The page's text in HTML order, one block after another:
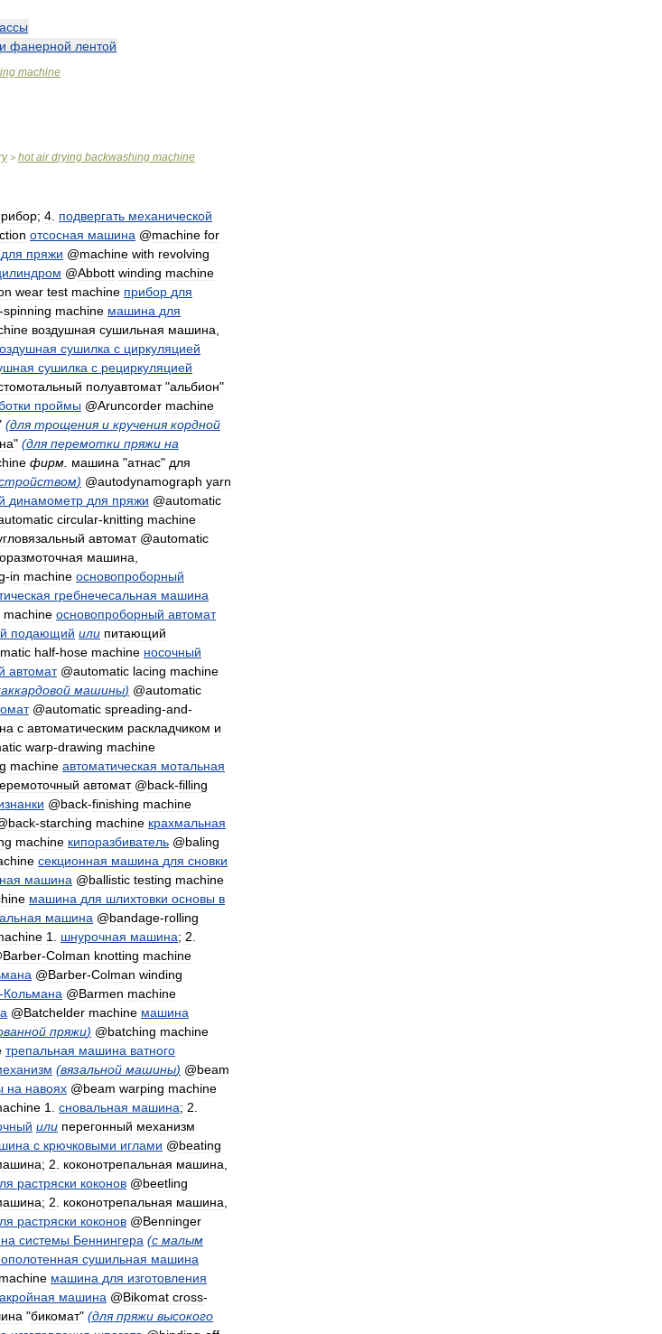
фанерной лентой
machine
> hot air drying backwashing machine
; 4 подвергать механической
отсосная машина @machine for
для пряжи @machine with revolving
@Abbott winding machine
wear test machine прибор для
-spinning machine машина для
воздушная сушильная машина
сушилка с циркуляцией
сушилка с рециркуляцией
полуавтомат"альбион"
проймы @Aruncorder machine
(для трощения и кручения кордной
" (для перемотки пряжи на
фирм машина "атнас" для
) @autodynamograph yarn
динамометр для пряжи @automatic
circular-knitting machine
автомат@automatic
машина
-in machine основопроборный
гребнечесальная машина
machine основопроборный автомат
подающий или питающий
half-hose machine носочный
автомат@automatic lacing machine
машины) @automatic
@automatic spreading-and-
с автоматическим раскладчиком и
warp-drawing machine
machine автоматическая мотальная
автомат@back-filling
@back-finishing machine
back-starching machine крахмальная
machine кипоразбиватель @baling
секционная машина для сновки
машина @ballistic testing machine
машина для шлихтовки основы в
машина @bandage-rolling
1 шнурочная машина; 2
Barber-Colman knotting machine
@Barber-Colman winding
-Кольмана @Barmen machine
@Batchelder machine машина
пряжи) @batching machine
трепальная машина ватного
(вязальной машины) @beam
на навоях @beam warping machine
1 сновальная машина; 2
или перегонный механизм
с крючковыми иглами @beating
; 2 коконотрепальная машина
растряски коконов @beetling
; 2 коконотрепальная машина
растряски коконов @Benninger
системы Беннингера (с малым
сушильная машина
machine машина для изготовления
машина @Bikomat cross-
"бикомат" (для пряжи высокого